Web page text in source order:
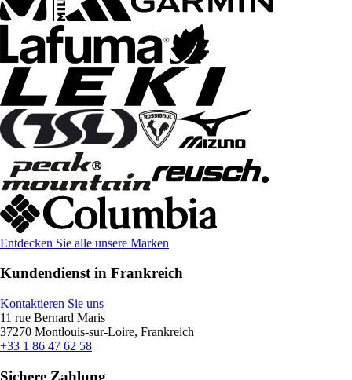
Entdecken Sie alle unsere Marken
Kundendienst in Frankreich
Kontaktieren Sie uns
11 rue Bernard Maris
37270 Montlouis-sur-Loire, Frankreich
+33 1 86 47 62 58
Sichere Zahlung